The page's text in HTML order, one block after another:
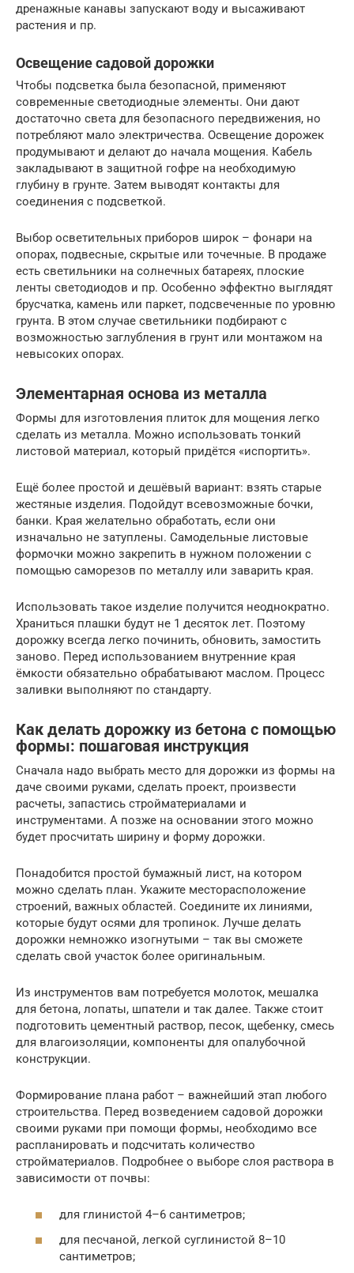
дренажные канавы запускают воду и высаживают
растения и пр.
Освещение садовой дорожки
Чтобы подсветка была безопасной, применяют
современные светодиодные элементы. Они дают
достаточно света для безопасного передвижения, но
потребляют мало электричества. Освещение дорожек
продумывают и делают до начала мощения. Кабель
закладывают в защитной гофре на необходимую
глубину в грунте. Затем выводят контакты для
соединения с подсветкой.
Выбор осветительных приборов широк – фонари на
опорах, подвесные, скрытые или точечные. В продаже
есть светильники на солнечных батареях, плоские
ленты светодиодов и пр. Особенно эффектно выглядят
брусчатка, камень или паркет, подсвеченные по уровню
грунта. В этом случае светильники подбирают с
возможностью заглубления в грунт или монтажом на
невысоких опорах.
Элементарная основа из металла
Формы для изготовления плиток для мощения легко
сделать из металла. Можно использовать тонкий
листовой материал, который придётся «испортить».
Ещё более простой и дешёвый вариант: взять старые
жестяные изделия. Подойдут всевозможные бочки,
банки. Края желательно обработать, если они
изначально не затуплены. Самодельные листовые
формочки можно закрепить в нужном положении с
помощью саморезов по металлу или заварить края.
Использовать такое изделие получится неоднократно.
Храниться плашки будут не 1 десяток лет. Поэтому
дорожку всегда легко починить, обновить, замостить
заново. Перед использованием внутренние края
ёмкости обязательно обрабатывают маслом. Процесс
заливки выполняют по стандарту.
Как делать дорожку из бетона с помощью
формы: пошаговая инструкция
Сначала надо выбрать место для дорожки из формы на
даче своими руками, сделать проект, произвести
расчеты, запастись стройматериалами и
инструментами. А позже на основании этого можно
будет просчитать ширину и форму дорожки.
Понадобится простой бумажный лист, на котором
можно сделать план. Укажите месторасположение
строений, важных областей. Соедините их линиями,
которые будут осями для тропинок. Лучше делать
дорожки немножко изогнутыми – так вы сможете
сделать свой участок более оригинальным.
Из инструментов вам потребуется молоток, мешалка
для бетона, лопаты, шпатели и так далее. Также стоит
подготовить цементный раствор, песок, щебенку, смесь
для влагоизоляции, компоненты для опалубочной
конструкции.
Формирование плана работ – важнейший этап любого
строительства. Перед возведением садовой дорожки
своими руками при помощи формы, необходимо все
распланировать и подсчитать количество
стройматериалов. Подробнее о выборе слоя раствора в
зависимости от почвы:
для глинистой 4–6 сантиметров;
для песчаной, легкой суглинистой 8–10
сантиметров;